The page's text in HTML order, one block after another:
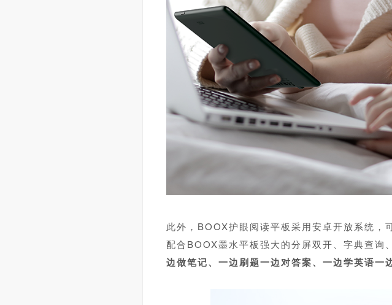
此外，BOOX护眼阅读平板采用安卓开放系统，
配合BOOX墨水平板强大的分屏双开、字典查询
边做笔记、一边刷题一边对答案、一边学英语一